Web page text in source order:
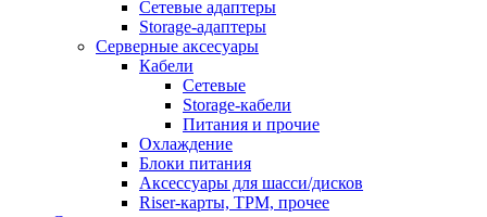
Сетевые адаптеры
Storage-адаптеры
Серверные аксесуары
Кабели
Сетевые
Storage-кабели
Питания и прочие
Охлаждение
Блоки питания
Аксессуары для шасси/дисков
Riser-карты, TPM, прочее